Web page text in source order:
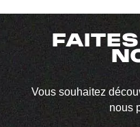
Vous souhaitez
nous